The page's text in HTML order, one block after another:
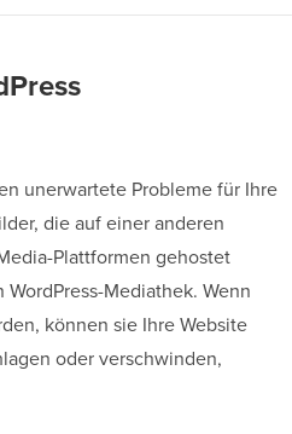
unerwartete Probleme für Ihre
die auf einer anderen
Plattformen gehostet
Mediathek. Wenn
können sie Ihre Website
oder verschwinden,